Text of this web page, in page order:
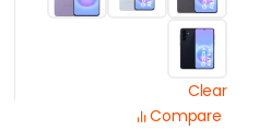
Clear
Compare